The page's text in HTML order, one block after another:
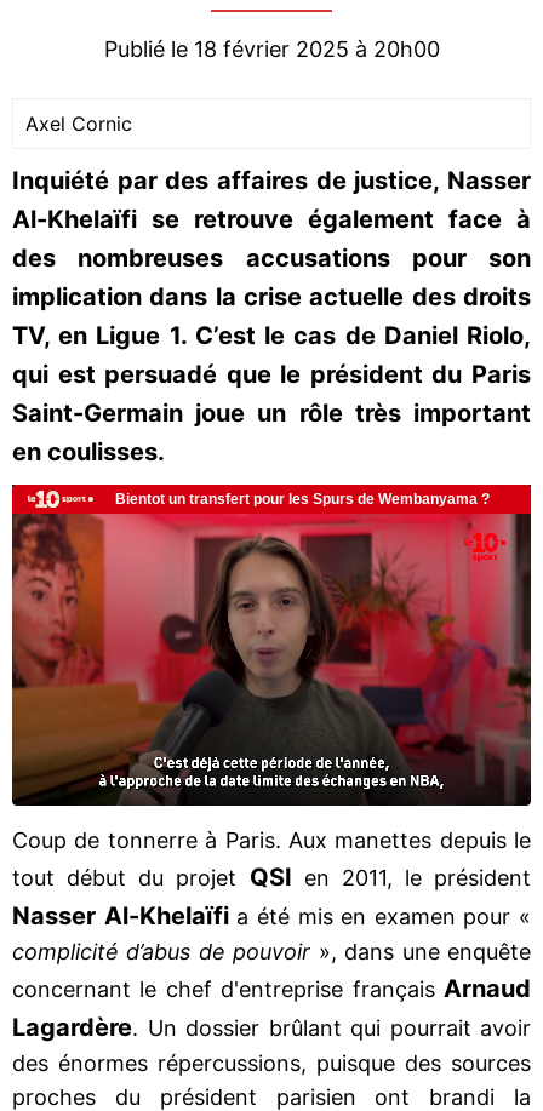
Publié le 18 février 2025 à 20h00
Axel Cornic
Inquiété par des affaires de justice, Nasser
Al-Khelaïfi se retrouve également face à
des nombreuses accusations pour son
implication dans la crise actuelle des droits
TV, en Ligue 1. C’est le cas de Daniel Riolo,
qui est persuadé que le président du Paris
Saint-Germain joue un rôle très important
en coulisses.
Coup de tonnerre à Paris. Aux manettes depuis le
tout début du projet QSI en 2011, le président
Nasser Al-Khelaïfia été mis en examen pour «
complicité d’abus de pouvoir », dans une enquête
concernant le chef d'entreprise français Arnaud
Lagardère. Un dossier brûlant qui pourrait avoir
des énormes répercussions, puisque des sources
proches du président parisien ont brandi la